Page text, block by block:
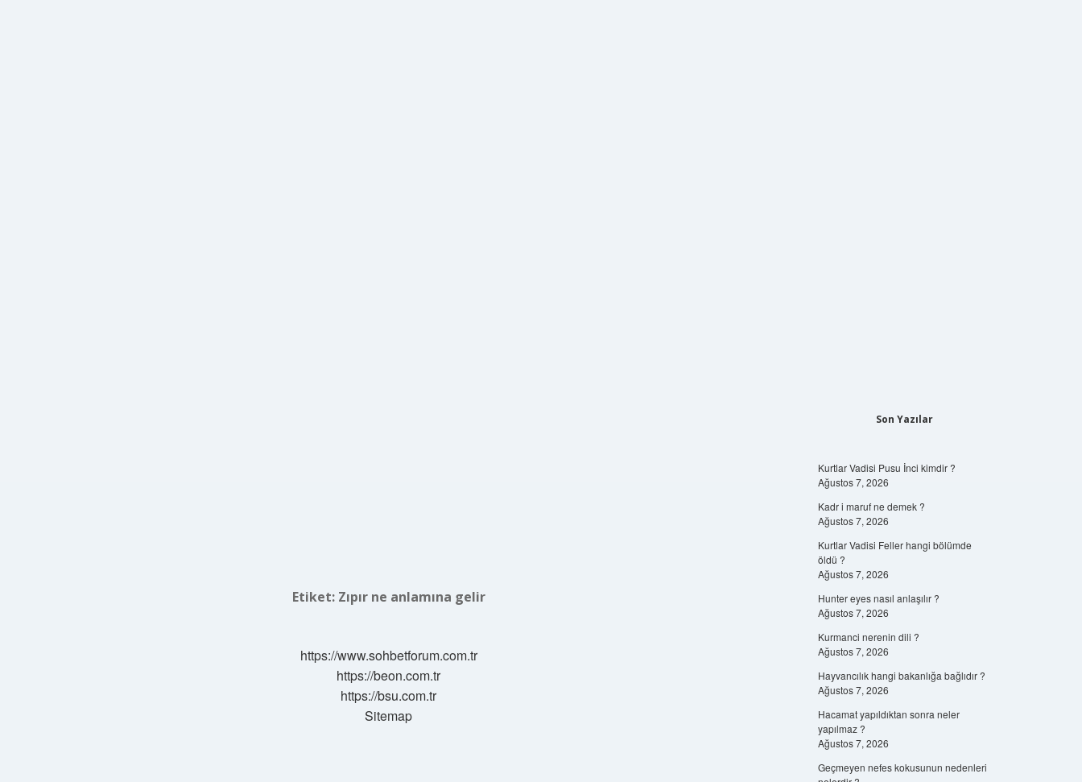
Etiket: Zıpır ne anlamına gelir
https://www.sohbetforum.com.tr
https://beon.com.tr
https://bsu.com.tr
Sitemap
Son Yazılar
Kurtlar Vadisi Pusu İnci kimdir ?
Ağustos 7, 2026
Kadr i maruf ne demek ?
Ağustos 7, 2026
Kurtlar Vadisi Feller hangi bölümde
öldü ?
Ağustos 7, 2026
Hunter eyes nasıl anlaşılır ?
Ağustos 7, 2026
Kurmanci nerenin dili ?
Ağustos 7, 2026
Hayvancılık hangi bakanlığa bağlıdır ?
Ağustos 7, 2026
Hacamat yapıldıktan sonra neler
yapılmaz ?
Ağustos 7, 2026
Geçmeyen nefes kokusunun nedenleri